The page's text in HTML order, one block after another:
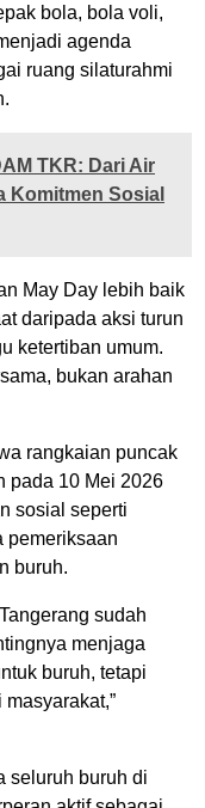
bola, bola voli,
agenda
ruang silaturahmi
TKR: Dari Air
Komitmen Sosial
May Day lebih baik
daripada aksi turun
ketertiban umum.
bukan arahan
rangkaian puncak
pada 10 Mei 2026
sosial seperti
pemeriksaan
buruh.
sudah
menjaga
buruh, tetapi
seluruh buruh di